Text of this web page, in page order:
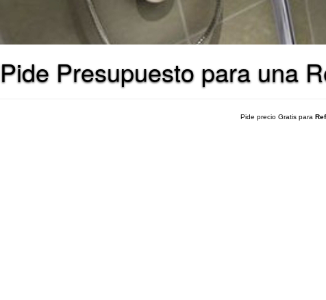
Pide Presupuesto para una
Pide precio Gratis para